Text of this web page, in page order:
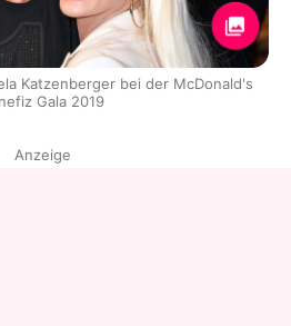
Katzenberger bei der McDonald's
Gala 2019
Anzeige